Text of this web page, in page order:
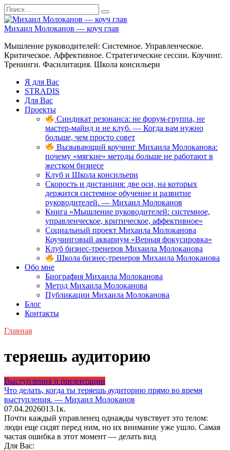
Перейти
к
содержанию
Search
for:
Михаил Молоканов — коуч глав
Мышление руководителей: Системное. Управленческое.
Критическое. Аффективное. Стратегические сессии. Коучинг.
Тренинги. Фасилитация. Школа консильери
Я для Вас
STRADIS
Для Вас
Проекты
Синдикат резонанса: не форум-группа, не
мастер-майнд и не клуб. — Когда вам нужно
больше, чем просто совет
Вызывающий коучинг Михаила Молоканова:
почему «мягкие» методы больше не работают в
жестком бизнесе
Клуб и Школа консильери
Скорость и дистанция: две оси, на которых
держится системное обучение и развитие
руководителей. — Михаил Молоканов
Книга «Мышление руководителей: системное,
управленческое, критическое, аффективное»
Социальный проект Михаила Молоканова
Коучинговый аквариум «Верная фокусировка»
Клуб бизнес-тренеров Михаила Молоканова
Школа бизнес-тренеров Михаила Молоканова
Обо мне
Биография Михаила Молоканова
Метод Михаила Молоканова
Публикации Михаила Молоканова
Блог
Контакты
Главная
теряешь аудиторию
Выступления и презентации
Что делать, когда ты теряешь аудиторию прямо во время
выступления. — Михаил Молоканов
07.04.2026013.1к.
Почти каждый управленец однажды чувствует это телом:
люди еще сидят перед ним, но их внимание уже ушло. Самая
частая ошибка в этот момент — делать вид
Для Вас: